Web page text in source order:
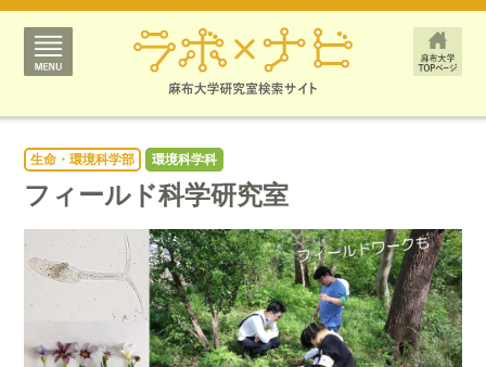
生命・環境科学部 環境科学科
フィールド科学研究室